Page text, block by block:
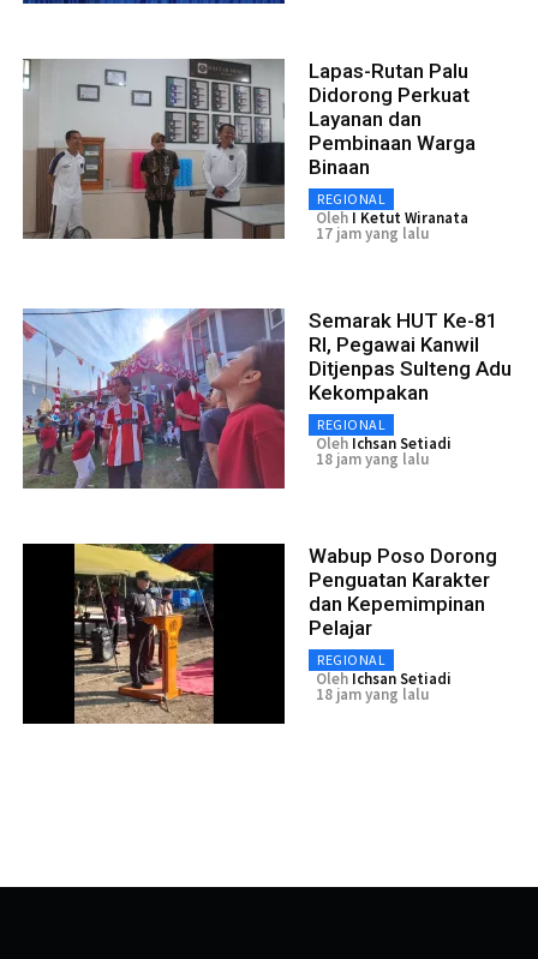
Lapas-Rutan Palu
Didorong Perkuat
Layanan dan
Pembinaan Warga
Binaan
REGIONAL
Oleh I Ketut Wiranata
17 jam yang lalu
Semarak HUT Ke-81
RI, Pegawai Kanwil
Ditjenpas Sulteng Adu
Kekompakan
REGIONAL
Oleh Ichsan Setiadi
18 jam yang lalu
Wabup Poso Dorong
Penguatan Karakter
dan Kepemimpinan
Pelajar
REGIONAL
Oleh Ichsan Setiadi
18 jam yang lalu